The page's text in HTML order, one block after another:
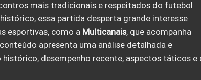
mais tradicionais e respeitados do futebol
essa partida desperta grande interesse
esportivas, como a Multicanais, que acompanha
apresenta uma análise detalhada e
desempenho recente, aspectos táticos e